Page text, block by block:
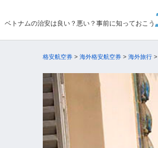
ベトナムの治安は良い？悪い？事前に知っておこう
格安航空券 > 海外格安航空券 > 海外旅行 >